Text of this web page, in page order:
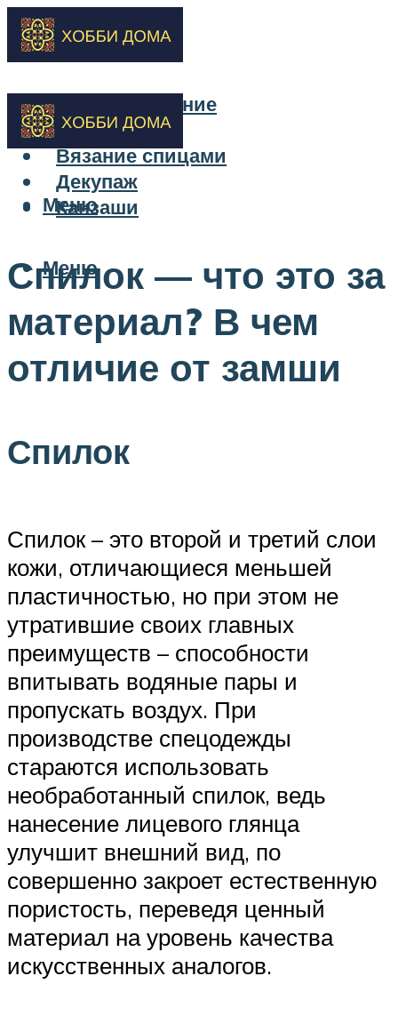
Бисероплетение
Вышивка
Вязание спицами
Декупаж
Канзаши
Меню
Меню
Спилок — что это за
материал? В чем
отличие от замши
Спилок
Спилок – это второй и третий слои
кожи, отличающиеся меньшей
пластичностью, но при этом не
утратившие своих главных
преимуществ – способности
впитывать водяные пары и
пропускать воздух. При
производстве спецодежды
стараются использовать
необработанный спилок, ведь
нанесение лицевого глянца
улучшит внешний вид, по
совершенно закроет естественную
пористость, переведя ценный
материал на уровень качества
искусственных аналогов.